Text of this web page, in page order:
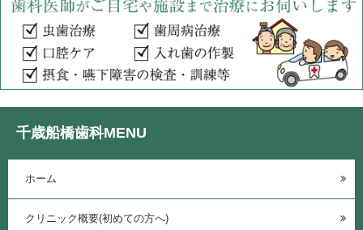
千歳船橋歯科MENU
ホーム
クリニック概要(初めての方へ)